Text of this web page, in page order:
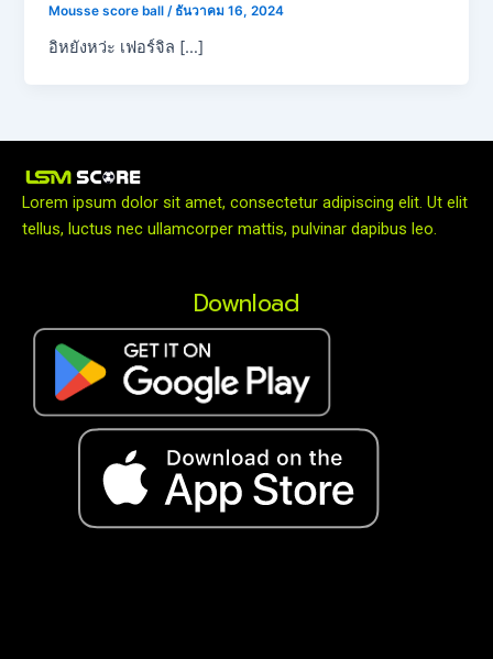
Mousse score ball/ ธันวาคม 16, 2024
อิหยังหว่ะ เฟอร์จิล […]
Lorem ipsum dolor sit amet, consectetur adipiscing elit. Ut elit
tellus, luctus nec ullamcorper mattis, pulvinar dapibus leo.
Download